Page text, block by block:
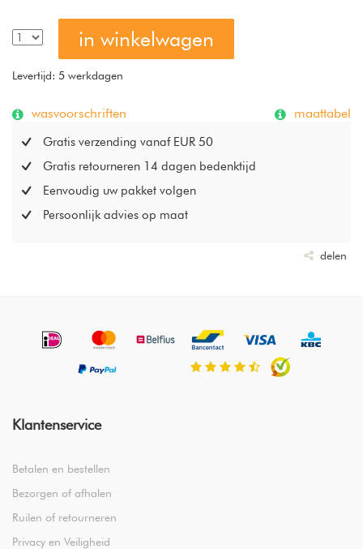
in winkelwagen
Levertijd: 5 werkdagen
wasvoorschriften maattabel
Gratis verzending vanaf EUR 50
Gratis retourneren 14 dagen bedenktijd
Eenvoudig uw pakket volgen
Persoonlijk advies op maat
delen
Klantenservice
Betalen en bestellen
Bezorgen of afhalen
Ruilen of retourneren
Privacy en Veiligheid